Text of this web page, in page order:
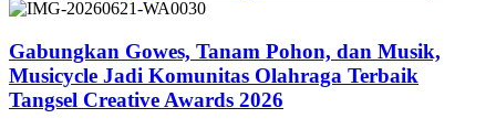
Gabungkan Gowes, Tanam Pohon, dan Musik,
Musicycle Jadi Komunitas Olahraga Terbaik
Tangsel Creative Awards 2026